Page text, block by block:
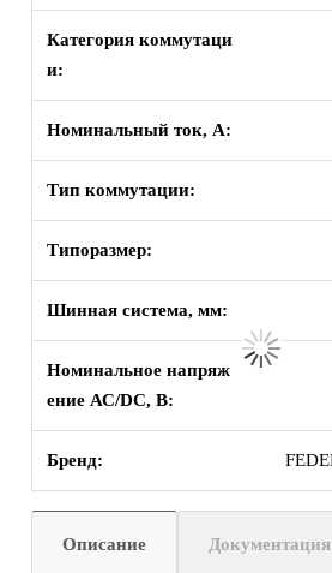
Категория коммутаци
и:
Номинальный ток, А:
Тип коммутации:
Типоразмер:
Шинная система, мм:
Номинальное напряж
ение АС/DC, В:
Бренд:
Описание Документация